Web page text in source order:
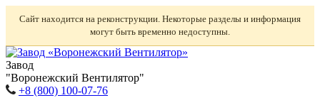
Сайт находится на реконструкции. Некоторые разделы и информация
могут быть временно недоступны.
Завод
"Воронежский Вентилятор"
+8 (800) 100-07-76